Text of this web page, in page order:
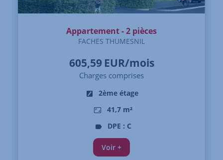
Appartement - 2 pièces
FACHES THUMESNIL
605,59 EUR/mois
Charges comprises
2ème étage
41,7 m²
DPE : C
Voir +